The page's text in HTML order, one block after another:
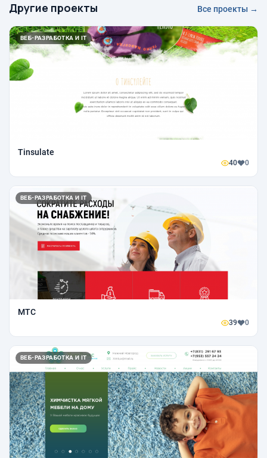
Другие проекты Все проекты →
ВЕБ-РАЗРАБОТКА И IT
Tinsulate
40 0
ВЕБ-РАЗРАБОТКА И IT
МТС
39 0
ВЕБ-РАЗРАБОТКА И IT